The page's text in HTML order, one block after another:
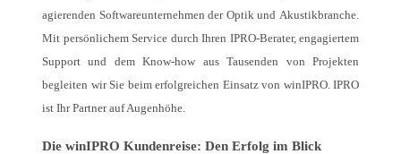
agierenden Softwareunternehmen der Optik und Akustikbranche.
Mit persönlichem Service durch Ihren IPRO-Berater, engagiertem
Support und dem Know-how aus Tausenden von Projekten
begleiten wir Sie beim erfolgreichen Einsatz von winIPRO. IPRO
ist Ihr Partner auf Augenhöhe.
Die winIPRO Kundenreise: Den Erfolg im Blick